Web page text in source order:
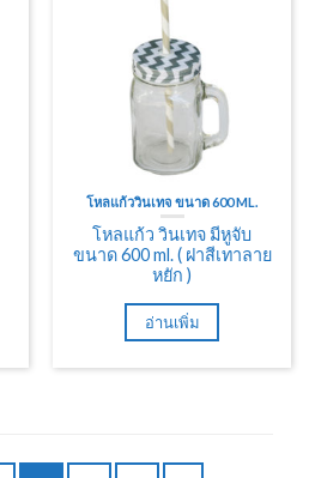
โหลแก้ววินเทจ ขนาด 600 ML.
โหลแก้ว วินเทจ มีหูจับ
ขนาด 600 ml. ( ฝาสีเทาลาย
หยัก )
อ่านเพิ่ม